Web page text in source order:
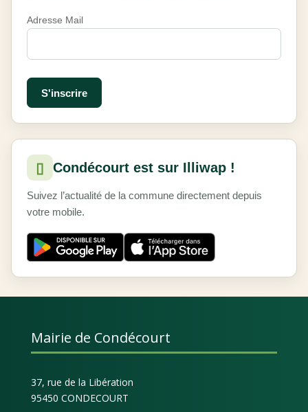
Adresse Mail
▯ Condécourt est sur Illiwap !
Suivez l’actualité de la commune directement depuis
votre mobile.
Mairie de Condécourt
37, rue de la Libération
95450 CONDECOURT